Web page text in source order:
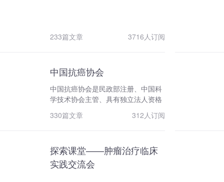
3716人订阅
233篇文章
中国抗癌协会
中国抗癌协会是民政部注册、中国科
学技术协会主管、具有独立法人资格
的肿瘤学科的国家一级学会。协会成
立于1984年4月28日，创始人为金显
山院士、樊代明院士。协会秘书处设
在天津，支撑单位为天津医科大学肿
312人订阅
330篇文章
探索课堂——肿瘤治疗临床
实践交流会